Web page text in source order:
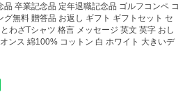
卒業記念品 定年退職記念品 ゴルフコンペ コ
無料 贈答品 お返し ギフト ギフトセット セ
わざTシャツ 格言 メッセージ 英文 英字 おし
ンス 綿100% コットン 白 ホワイト 大きいデ